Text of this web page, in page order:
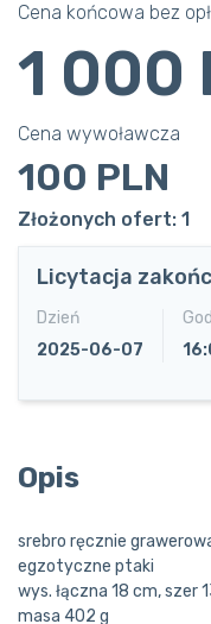
Cena końcowa bez
1 000
Cena wywoławcza
100 PLN
Złożonych ofert: 1
Licytacja
Dzień
2025-06-07
Opis
srebro ręcznie
egzotyczne ptaki
wys. łączna 18 cm, szer
masa 402 g